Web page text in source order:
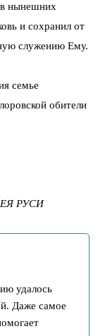
в нынешних
и сохранил от
служению Ему.
семье
обители
РУСИ
удалось
Даже самое